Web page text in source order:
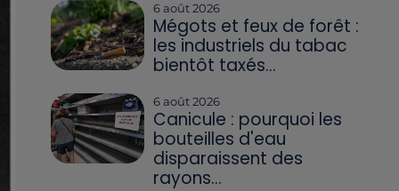
6 août 2026
Mégots et feux de forêt :
les industriels du tabac
bientôt taxés...
6 août 2026
Canicule : pourquoi les
bouteilles d'eau
disparaissent des
rayons...